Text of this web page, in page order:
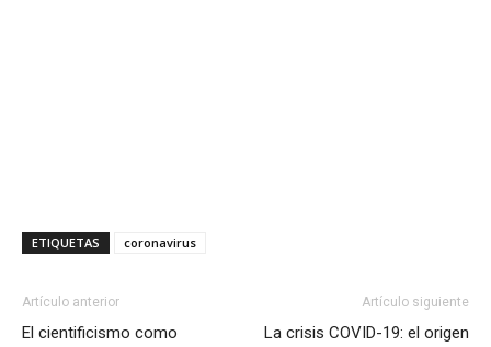
ETIQUETAS coronavirus
Artículo anterior
El cientificismo como
Artículo siguiente
La crisis COVID-19: el origen